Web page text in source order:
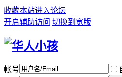
收藏本站进入论坛
开启辅助访问 切换到宽版
帐号